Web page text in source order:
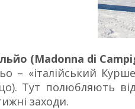
(Madonna di
– «італійський
Тут полюбляють
заходи.